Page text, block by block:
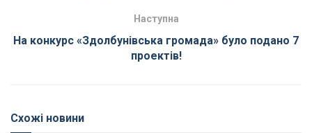
Наступна
На конкурс «Здолбунівська громада» було подано 7
проектів!
Схожі новини